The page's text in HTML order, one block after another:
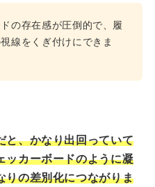
の存在感が圧倒的で、履
線をくぎ付けにできま
と、かなり出回っていて
ッカーボードのように凝
りの差別化につながりま